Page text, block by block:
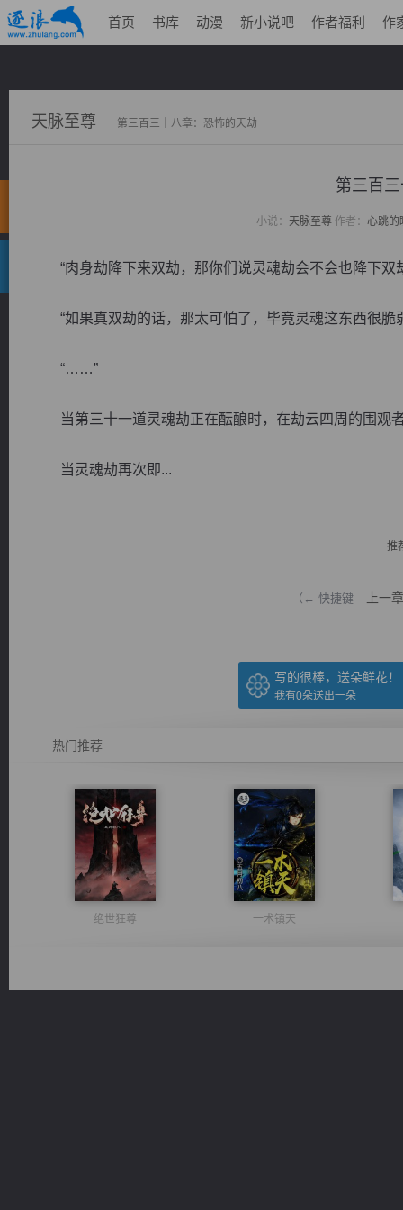
首页 书库 动漫 新小说吧 作者福利 作
天脉至尊 第三百三十八章：恐怖的天劫
第三百
小说： 天脉至尊作者： 心跳的
“肉身劫降下来双劫，那你们说灵魂劫会不会也降下双
“如果真双劫的话，那太可怕了，毕竟灵魂这东西很脆
“……”
当第三十一道灵魂劫正在酝酿时，在劫云四周的围观
当灵魂劫再次即...
推
（← 快捷键 上一章
写的很棒，送朵鲜花！
我有0朵送出一朵
热门推荐
绝世狂尊 一术镇天